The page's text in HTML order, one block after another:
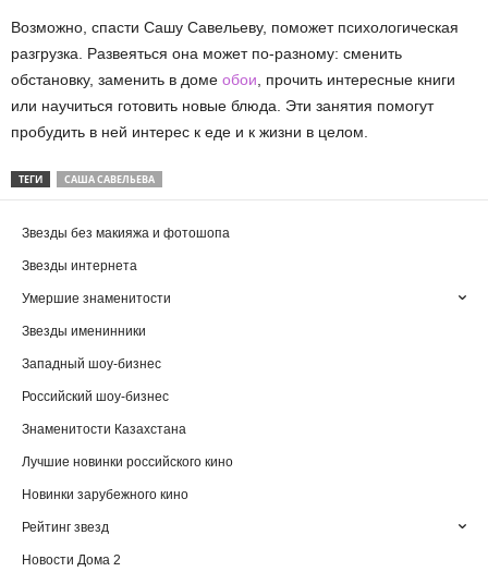
Возможно, спасти Сашу Савельеву, поможет психологическая
разгрузка. Развеяться она может по-разному: сменить
обстановку, заменить в доме обои , прочить интересные книги
или научиться готовить новые блюда. Эти занятия помогут
пробудить в ней интерес к еде и к жизни в целом.
ТЕГИ САША САВЕЛЬЕВА
Звезды без макияжа и фотошопа
Звезды интернета
Умершие знаменитости
Звезды именинники
Западный шоу-бизнес
Российский шоу-бизнес
Знаменитости Казахстана
Лучшие новинки российского кино
Новинки зарубежного кино
Рейтинг звезд
Новости Дома 2